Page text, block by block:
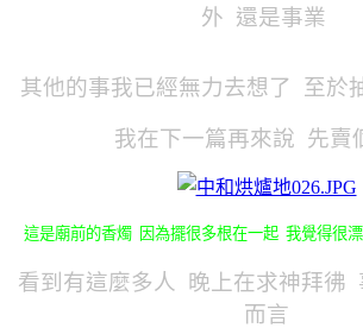
外 還是事業
其他的事我已經無力去想了 至於
我在下一篇再來說 先賣
這是廟前的香燭 因為擺很多根在一起 我覺得很
看到有這麼多人 晚上在求神拜彿
而言